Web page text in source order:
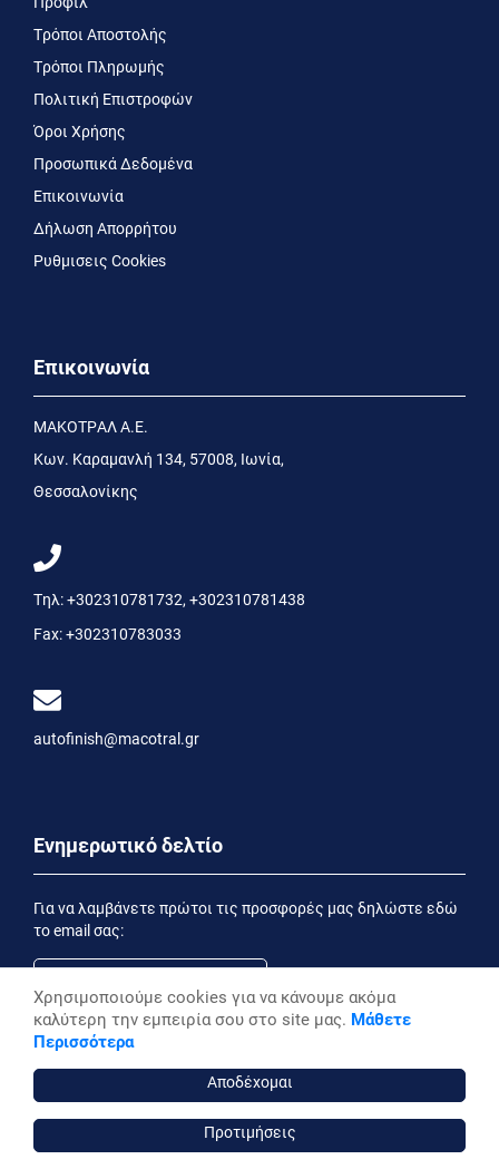
Τρόποι Αποστολής
Τρόποι Πληρωμής
Πολιτική Επιστροφών
Όροι Χρήσης
Προσωπικά Δεδομένα
Επικοινωνία
Δήλωση Απορρήτου
Ρυθμισεις Cookies
Επικοινωνία
MΑΚΟΤΡΑΛ Α.Ε.
Kων. Kαραμανλή 134, 57008, Ιωνία,
Θεσσαλονίκης
Τηλ:+302310781732, +302310781438
Fax:+302310783033
autofinish@macotral.gr
Ενημερωτικό δελτίο
Για να λαμβάνετε πρώτοι τις προσφορές μας δηλώστε εδώ
το email σας:
Εγγραφή
Έχοντας ενημερωθεί από την
επιθυμώ να λαμβάνω ενημερωτικά email
Powered by Stonewave
Χρησιμοποιούμε cookies για να κάνουμε ακόμα
καλύτερη την εμπειρία σου στο site μας. Μάθετε
Περισσότερα
Αποδέχομαι
Προτιμήσεις